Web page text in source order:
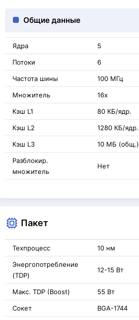
Общие данные
Ядра 5
Потоки 6
Частота шины 100 МГц
Множитель 16x
Кэш L1 80 КБ/ядр.
Кэш L2 1280 КБ/ядр.
Кэш L3 10 МБ (общ.)
Разблокир.
множитель
Нет
Пакет
Техпроцесс 10 нм
Энергопотребление
(TDP)
12-15 Вт
Макс. TDP (Boost) 55 Вт
Сокет BGA-1744